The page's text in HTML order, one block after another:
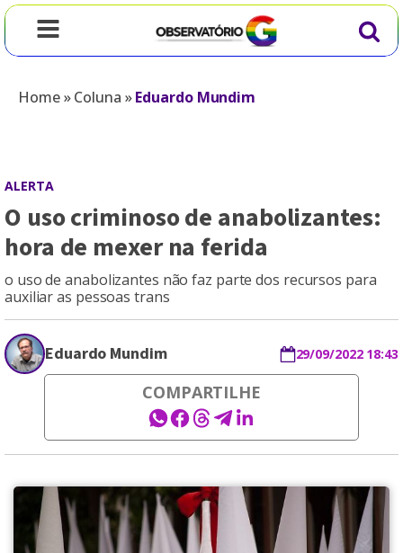
Home»Coluna »Eduardo Mundim
ALERTA
O uso criminoso de anabolizantes:
hora de mexer na ferida
o uso de anabolizantes não faz parte dos recursos para
auxiliar as pessoas trans
Eduardo Mundim 29/09/2022 18:43
COMPARTILHE